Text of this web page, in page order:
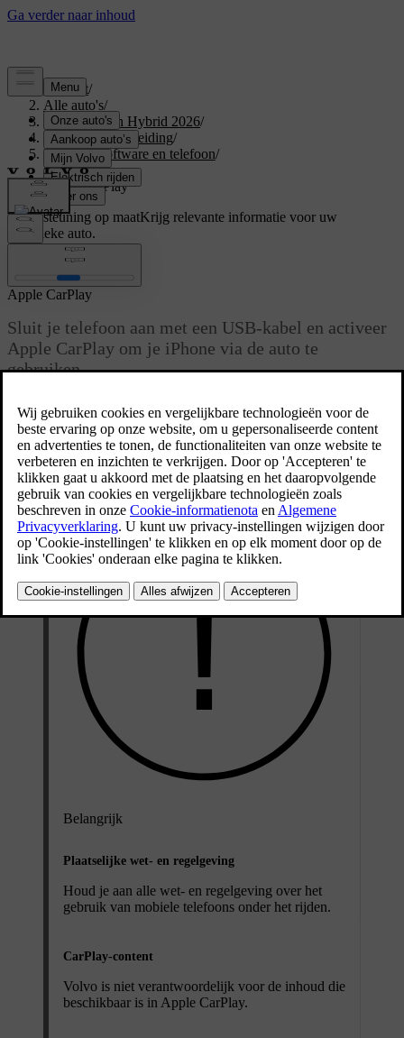
Support/
Alle auto's/
XC60 Plug-in Hybrid 2026/
Gebruikershandleiding/
Displays, software en telefoon/
Telefoon/
Apple CarPlay
Ondersteuning op maatKrijg relevante informatie voor uw
specifieke auto.
Apple CarPlay
Sluit je telefoon aan met een USB-kabel en activeer
Apple CarPlay om je iPhone via de auto te
gebruiken.
Apple CarPlay is een andere manier om je iPhone via de interface
van de auto te gebruiken. Je kunt bepaalde communicatie-,
navigatie- en media-apps op je iPhone gebruiken via het
middendisplay, de knoppen op het stuurwiel en de spraakbesturing.
Belangrijk
Plaatselijke wet- en regelgeving
Houd je aan alle wet- en regelgeving over het
gebruik van mobiele telefoons onder het rijden.
CarPlay-content
Volvo is niet verantwoordelijk voor de inhoud die
beschikbaar is in Apple CarPlay.